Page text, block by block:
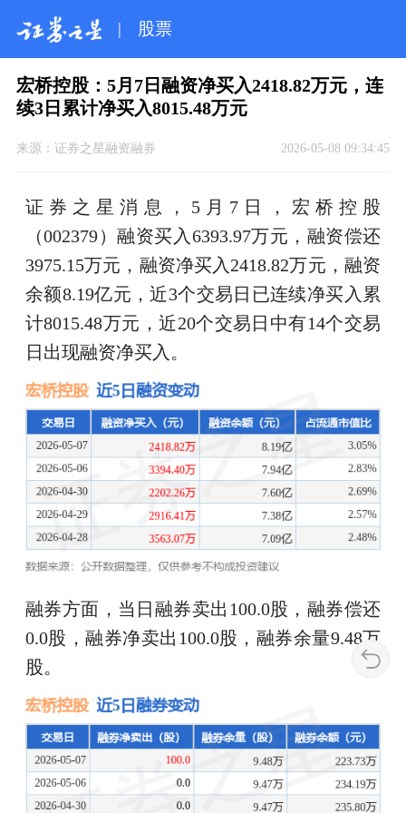
| 股票
宏桥控股：5月7日融资净买入2418.82万元，连
续3日累计净买入8015.48万元
来源： 证券之星融资融券 2026-05-08 09:34:45
证券之星消息，5月7日，宏桥控股
（002379）融资买入6393.97万元，融资偿还
3975.15万元，融资净买入2418.82万元，融资
余额8.19亿元，近3个交易日已连续净买入累
计8015.48万元，近20个交易日中有14个交易
日出现融资净买入。
融券方面，当日融券卖出100.0股，融券偿还
0.0股，融券净卖出100.0股，融券余量9.48万
股。